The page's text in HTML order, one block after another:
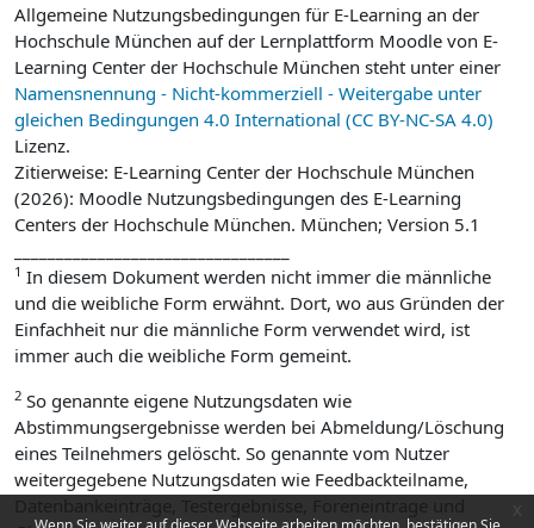
Allgemeine Nutzungsbedingungen für E-Learning an der
Hochschule München auf der Lernplattform Moodle von E-
Learning Center der Hochschule München steht unter einer
Namensnennung - Nicht-kommerziell - Weitergabe unter
gleichen Bedingungen 4.0 International (CC BY-NC-SA 4.0)
Lizenz.
Zitierweise: E-Learning Center der Hochschule München
(2026): Moodle Nutzungsbedingungen des E-Learning
Centers der Hochschule München. München; Version 5.1
1 In diesem Dokument werden nicht immer die männliche
und die weibliche Form erwähnt. Dort, wo aus Gründen der
Einfachheit nur die männliche Form verwendet wird, ist
immer auch die weibliche Form gemeint.
2 So genannte eigene Nutzungsdaten wie
Abstimmungsergebnisse werden bei Abmeldung/Löschung
eines Teilnehmers gelöscht. So genannte vom Nutzer
weitergegebene Nutzungsdaten wie Feedbackteilname,